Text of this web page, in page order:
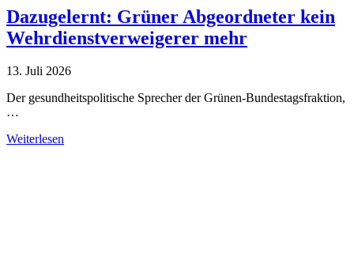
Dazugelernt: Grüner Abgeordneter kein
Wehrdienstverweigerer mehr
13. Juli 2026
Der gesundheitspolitische Sprecher der Grünen-Bundestagsfraktion,
…
Weiterlesen